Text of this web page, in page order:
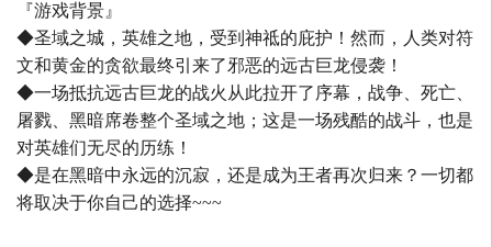
『游戏背景』
◆圣域之城，英雄之地，受到神祗的庇护！然而，人类对符
文和黄金的贪欲最终引来了邪恶的远古巨龙侵袭！
◆一场抵抗远古巨龙的战火从此拉开了序幕，战争、死亡、
屠戮、黑暗席卷整个圣域之地；这是一场残酷的战斗，也是
对英雄们无尽的历练！
◆是在黑暗中永远的沉寂，还是成为王者再次归来？一切都
将取决于你自己的选择~~~